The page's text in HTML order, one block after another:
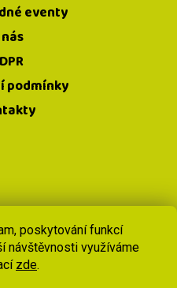
poskytování funkcí
návštěvnosti využíváme
zde.
eventy
podmínky
. Všechna
Upravit nastavení